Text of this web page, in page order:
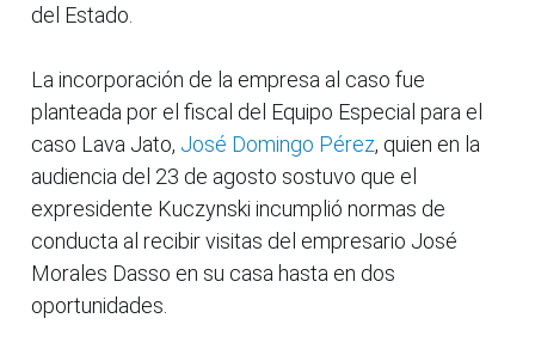
del Estado.
La incorporación de la empresa al caso fue
planteada por el fiscal del Equipo Especial para el
caso Lava Jato, José Domingo Pérez, quien en la
audiencia del 23 de agosto sostuvo que el
expresidente Kuczynski incumplió normas de
conducta al recibir visitas del empresario José
Morales Dasso en su casa hasta en dos
oportunidades.